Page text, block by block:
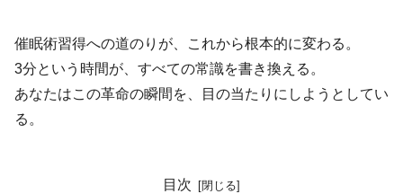
催眠術習得への道のりが、これから根本的に変わる。
3分という時間が、すべての常識を書き換える。
あなたはこの革命の瞬間を、目の当たりにしようとしてい
る。
目次